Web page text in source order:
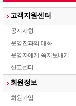
고객지원센터
공지사항
운영진과의 대화
운영자에게 쪽지보내기
신고센터
회원정보
회원가입